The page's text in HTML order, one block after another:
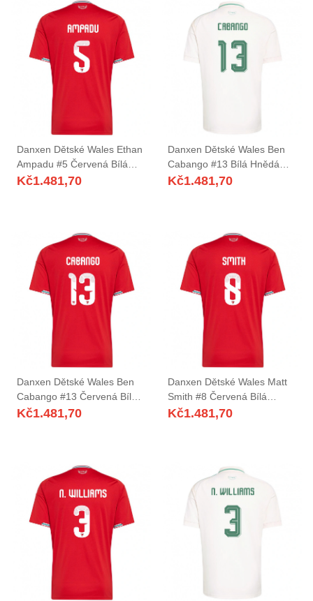
Danxen Dětské Wales Ethan
Ampadu #5 Červená Bílá
Zelená Domů Hráčské Dresy
Kč1.481,70
Danxen Dětské Wales Ben
Cabango #13 Bílá Hnědá
Zelená Daleko Hráčské
Kč1.481,70
Danxen Dětské Wales Ben
Cabango #13 Červená Bílá
Zelená Domů Hráčské Dresy
Kč1.481,70
Danxen Dětské Wales Matt
Smith #8 Červená Bílá
Zelená Domů Hráčské Dresy
Kč1.481,70